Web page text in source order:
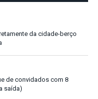
da cidade-berço
de convidados com 8
saída)